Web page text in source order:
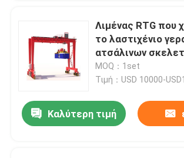
Λιμένας RTG που
το λαστιχένιο
ατσάλινων
ελαστικών
τόνος φόρτωση
ανύψωσης 40 τόνου
MOQ：1set
Τιμή：USD 10000-
Καλύτερη τιμή